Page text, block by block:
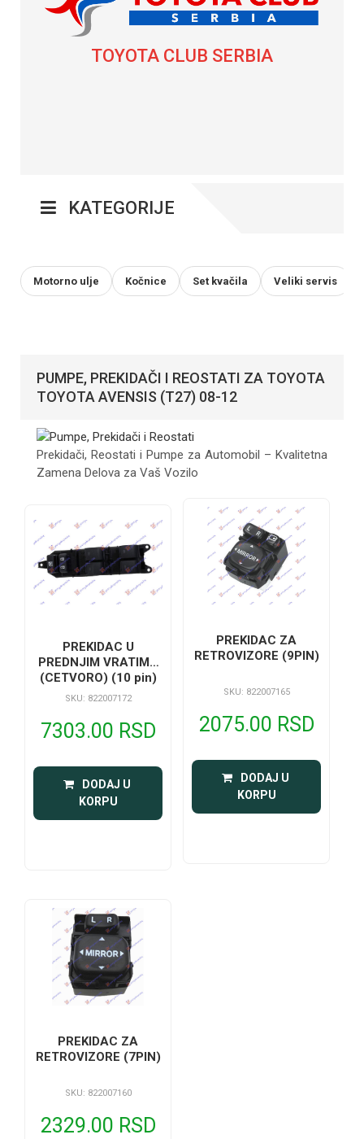
TOYOTA CLUB SERBIA
KATEGORIJE
Motorno ulje Kočnice Set kvačila Veliki servis
PUMPE, PREKIDAČI I REOSTATI ZA TOYOTA
TOYOTA AVENSIS (T27) 08-12
Prekidači, Reostati i Pumpe za Automobil – Kvalitetna
Zamena Delova za Vaš Vozilo
PREKIDAC U
PREDNJIM VRATIMA
(CETVORO) (10 pin)
SKU: 822007172
7303.00 RSD
DODAJ U
KORPU
PREKIDAC ZA
RETROVIZORE (9PIN)
SKU: 822007165
2075.00 RSD
DODAJ U
KORPU
PREKIDAC ZA
RETROVIZORE (7PIN)
SKU: 822007160
2329.00 RSD